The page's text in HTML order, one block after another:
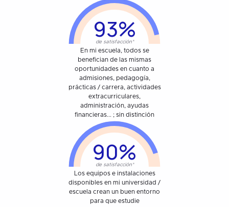
93%
de satisfacción*
En mi escuela, todos se
benefician de las mismas
oportunidades en cuanto a
admisiones, pedagogía,
prácticas / carrera, actividades
extracurriculares,
administración, ayudas
financieras... ; sin distinción
90%
de satisfacción*
Los equipos e instalaciones
disponibles en mi universidad /
escuela crean un buen entorno
para que estudie